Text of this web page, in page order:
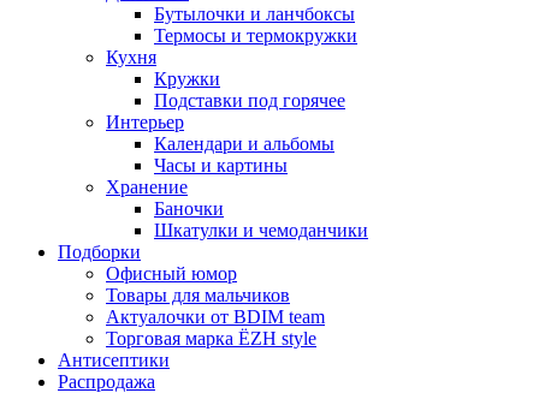
Бутылочки и ланчбоксы
Термосы и термокружки
Кухня
Кружки
Подставки под горячее
Интерьер
Календари и альбомы
Часы и картины
Хранение
Баночки
Шкатулки и чемоданчики
Подборки
Офисный юмор
Товары для мальчиков
Актуалочки от BDIM team
Торговая марка ЁZH style
Антисептики
Распродажа